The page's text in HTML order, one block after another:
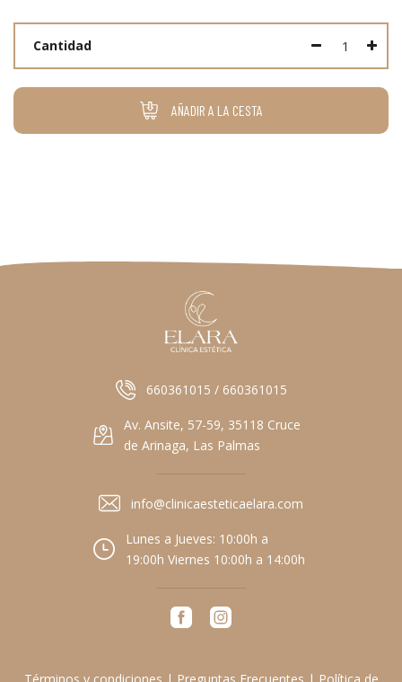
Cantidad
AÑADIR A LA CESTA
660361015 / 660361015
Av. Ansite, 57-59, 35118 Cruce
de Arinaga, Las Palmas
info@clinicaesteticaelara.com
Lunes a Jueves: 10:00h a
19:00h Viernes 10:00h a 14:00h